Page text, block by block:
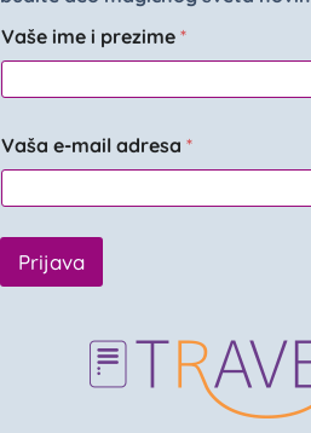
Vaše ime i prezime *
Vaša e-mail adresa *
Prijava